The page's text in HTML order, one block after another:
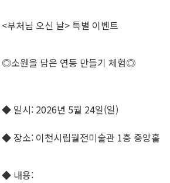
<부처님 오신 날> 특별 이벤트
◎소원을 담은 연등 만들기 체험◎
◆ 일시: 2026년 5월 24일(일)
◆ 장소: 이천시립월전미술관 1층 중앙홀
◆ 내용: